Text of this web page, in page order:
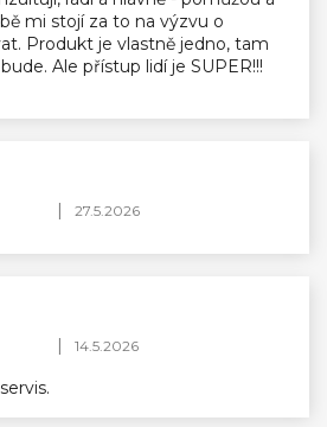
mi stojí za to na výzvu o
Produkt je vlastně jedno, tam
Ale přístup lidí je SUPER!!!
obchodu je 5 z 5 hvězdiček.
| 27.5.2026
obchodu je 5 z 5 hvězdiček.
| 14.5.2026